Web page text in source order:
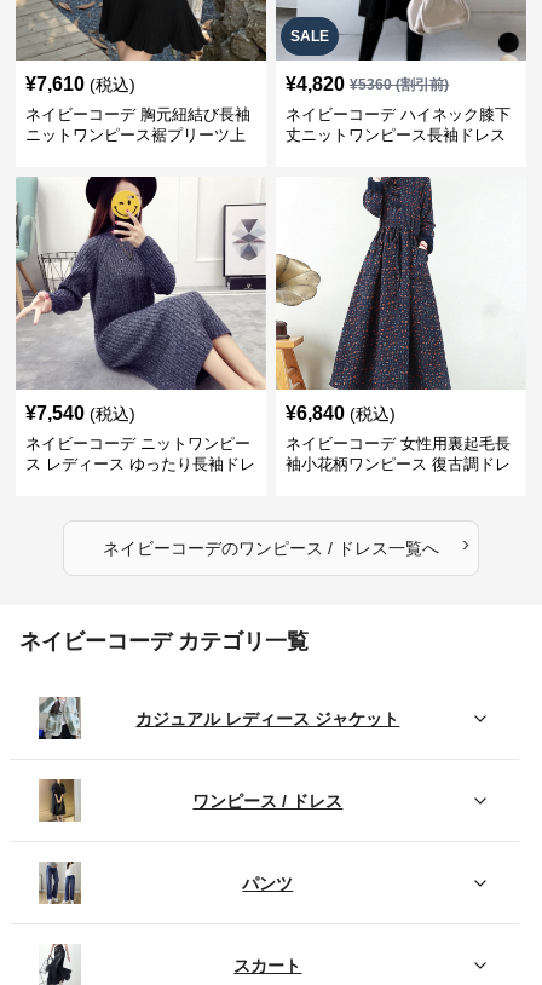
¥7,610 (税込)
ネイビーコーデ 胸元紐結び長袖
ニットワンピース裾プリーツ上
SALE
¥4,820 ¥5360(割引前)
ネイビーコーデ ハイネック膝下
丈ニットワンピース長袖ドレス
¥7,540 (税込)
ネイビーコーデ ニットワンピー
ス レディース ゆったり長袖ドレ
¥6,840 (税込)
ネイビーコーデ 女性用裏起毛長
袖小花柄ワンピース 復古調ドレ
ネイビーコーデのワンピース / ドレス一覧へ ›
ネイビーコーデ カテゴリ一覧
カジュアル レディース ジャケット
ワンピース / ドレス
パンツ
スカート